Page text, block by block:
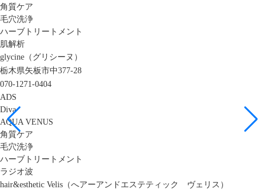
角質ケア
毛穴洗浄
ハーブトリートメント
肌解析
glycine（グリシーヌ）
栃木県矢板市中377-28
070-1271-0404
ADS
Diva
AQUA VENUS
角質ケア
毛穴洗浄
ハーブトリートメント
ラジオ波
hair&esthetic Velis（へアーアンドエステティック ヴェリス）